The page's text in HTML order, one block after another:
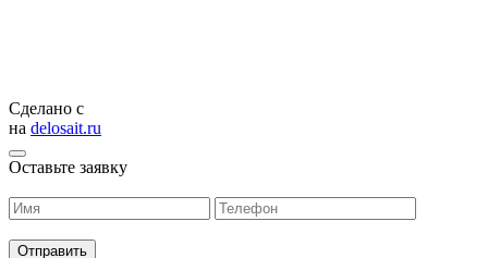
Сделано с
на delosait.ru
Оставьте заявку